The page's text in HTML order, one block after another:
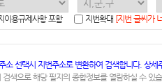
이용규제사항 포함
지번확대 [지번 글씨가
소 선택시 지번주소로 변환하여 검색합니다. 상
검색으로 해당 필지의 종합정보를 열람하실 수 있